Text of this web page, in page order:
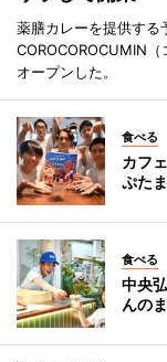
薬膳カレーを提供する
COROCOROCUMIN（
オープンした。
食べる
カフ
ぷた
食べる
中央
んの